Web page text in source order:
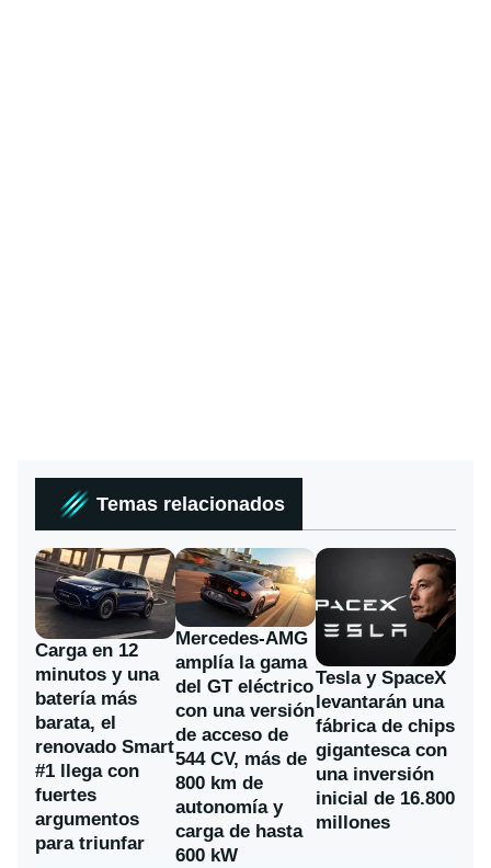
Temas relacionados
Carga en 12
minutos y una
batería más
barata, el
renovado Smart
#1 llega con
fuertes
argumentos
para triunfar
Mercedes-AMG
amplía la gama
del GT eléctrico
con una versión
de acceso de
544 CV, más de
800 km de
autonomía y
carga de hasta
600 kW
Tesla y SpaceX
levantarán una
fábrica de chips
gigantesca con
una inversión
inicial de 16.800
millones